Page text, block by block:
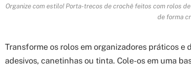
Organize com estilo! Porta-trecos de crochê feitos com rolos
de forma
Transforme os rolos em organizadores práticos e
adesivos, canetinhas ou tinta. Cole-os em uma